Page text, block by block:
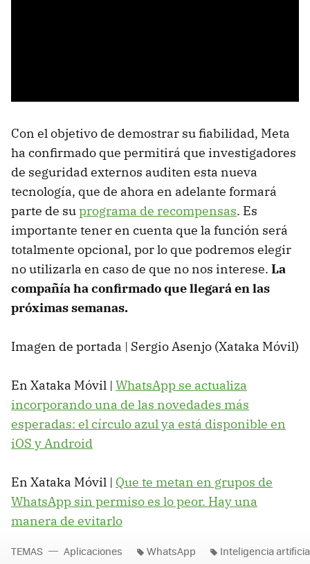
Con el objetivo de demostrar su fiabilidad, Meta
ha confirmado que permitirá que investigadores
de seguridad externos auditen esta nueva
tecnología, que de ahora en adelante formará
parte de suprograma de recompensas. Es
importante tener en cuenta que la función será
totalmente opcional, por lo que podremos elegir
no utilizarla en caso de que no nos interese. La
compañía ha confirmado que llegará en las
próximas semanas.
Imagen de portada | Sergio Asenjo (Xataka Móvil)
En Xataka Móvil | WhatsApp se actualiza
incorporando una de las novedades más
esperadas: el círculo azul ya está disponible en
iOS y Android
En Xataka Móvil | Que te metan en grupos de
WhatsApp sin permiso es lo peor. Hay una
manera de evitarlo
TEMAS Aplicaciones WhatsApp Inteligencia